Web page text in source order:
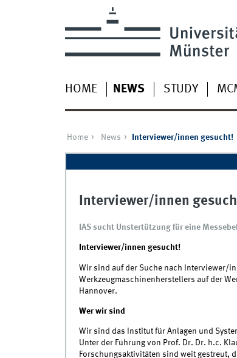
HOME NEWS STUDY
Home News Interviewer/innen gesucht!
Interviewer/innen
IAS sucht Unstertützung für eine
Interviewer/innen gesucht!
Wir sind auf der Suche nach Interviewer/
Werkzeugmaschinenherstellers auf der
Hannover.
Wer wir sind
Wir sind das Institut für Anlagen und
Unter der Führung von Prof. Dr. Dr. h.c.
Forschungsaktivitäten sind weit gestreut,